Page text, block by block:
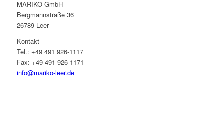
MARIKO GmbH
Berg­mann­straße 36
26789 Leer
Kontakt
Tel.: +49 491 926-1117
Fax: +49 491 926-1171
info@mariko-leer.de